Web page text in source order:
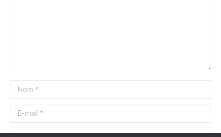
Nom *
E-mail *
Site Web